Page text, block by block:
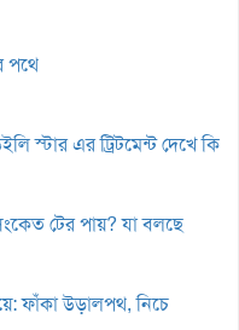
পথে
স্টার এর ট্রিটমেন্ট দেখে কি
টের পায়? যা বলছে
ফাঁকা উড়ালপথ, নিচে